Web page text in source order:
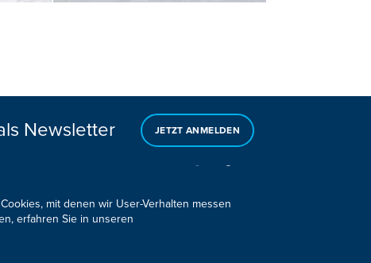
Newsletter JETZT ANMELDEN
mit denen wir User-Verhalten messen
erfahren Sie in unseren